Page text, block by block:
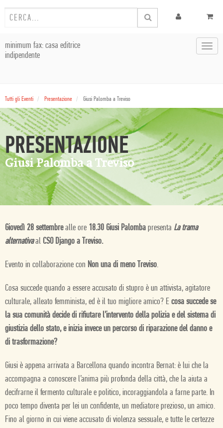
minimum fax: casa editrice
indipendente
Tutti gli Eventi Presentazione Giusi Palomba a Treviso
PRESENTAZIONE
Giusi Palomba a Treviso
Giovedì 28 settembrealle ore 18.30 Giusi Palomba presenta La trama
alternativaal CSO Django a Treviso.
Evento in collaborazione con Non una di meno Treviso.
Cosa succede quando a essere accusato di stupro è un attivista, agitatore
culturale, alleato femminista, ed è il tuo migliore amico? E cosa succede se
la sua comunità decide di rifiutare l’intervento della polizia e del sistema di
giustizia dello stato, e inizia invece un percorso di riparazione del danno e
di trasformazione?
Giusi è appena arrivata a Barcellona quando incontra Bernat: è lui che la
accompagna a conoscere l’anima più profonda della città, che la aiuta a
decifrarne il fermento culturale e politico, incoraggiandola a farne parte. In
poco tempo diventa per lei un confidente, un mediatore prezioso, un amico.
Fino al giorno in cui viene accusato di violenza sessuale, e tutte le certezze